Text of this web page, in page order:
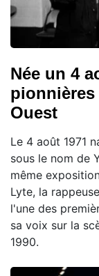
Née un 4
Ouest
Le 4 août 1971
sous le nom de
même
Lyte, la
l'une des
sa voix sur la
1990.